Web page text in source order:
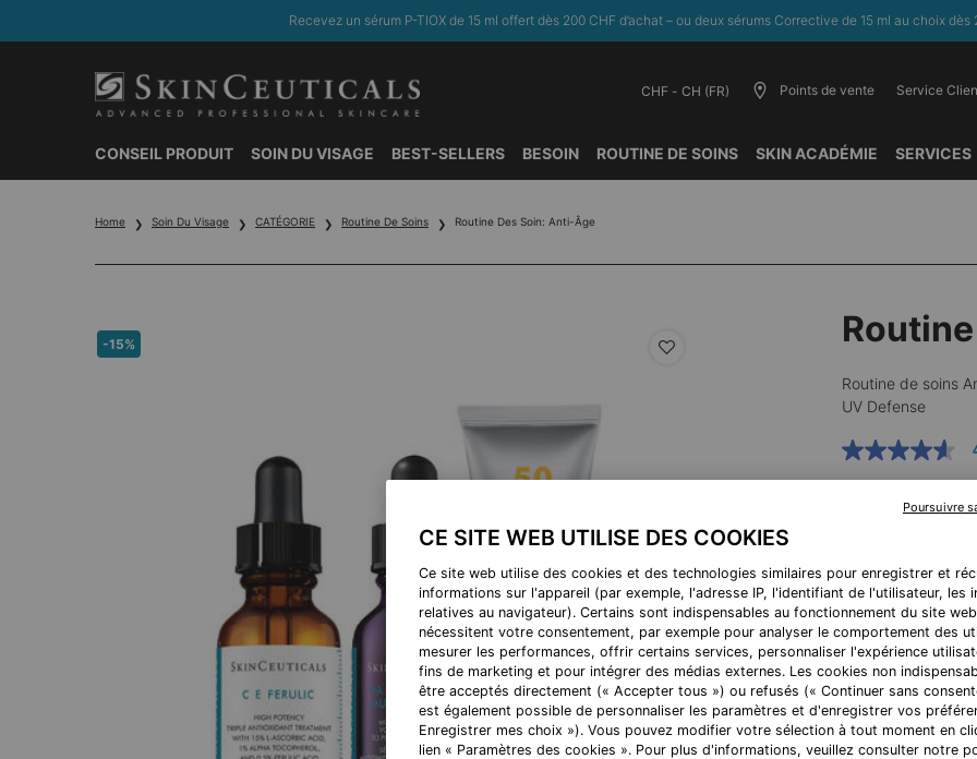
Recevez un sérum P-TIOX de 15 ml offert dès 200 CHF d’achat – ou deux sérums Corrective de 15 ml au choix dès
CHF - CH (FR) Points de vente Service
CONSEIL PRODUIT SOIN DU VISAGE BEST-SELLERS BESOIN ROUTINE DE SOINS SKIN ACADÉMIE SERVICES
Home Soin Du Visage CATÉGORIE Routine De Soins Routine Des Soin: Anti-Âge
Routine de soins
UV Defense
4.6
étoiles
note
moyenne.
Read
112
Reviews.
Lien
sur
la
même
page.
C E FERULIC:
environnement ...
-15%
Ancien prix
CHF 366,00
Nouveau prix
Bonne nouvelle !
−
Quantité
+
CE SITE WEB UTILISE DES COOKIES
Ce site web utilise des cookies et des technologies similaires pour enregistrer et
informations sur l'appareil (par exemple, l'adresse IP, l'identifiant de l'utilisateur, les
relatives au navigateur). Certains sont indispensables au fonctionnement du site
nécessitent votre consentement, par exemple pour analyser le comportement des
mesurer les performances, offrir certains services, personnaliser l'expérience
fins de marketing et pour intégrer des médias externes. Les cookies non
être acceptés directement (« Accepter tous ») ou refusés (« Continuer sans
est également possible de personnaliser les paramètres et d'enregistrer vos
Enregistrer mes choix »). Vous pouvez modifier votre sélection à tout moment en
lien « Paramètres des cookies ». Pour plus d'informations, veuillez consulter notre
Poursuivre